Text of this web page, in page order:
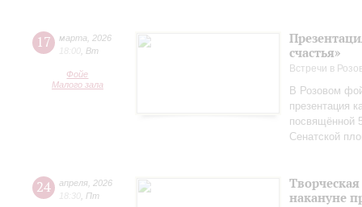
17 марта
2026
18:00 Вт
Фойе
Малого зала
счастья»
Встречи в
В Розовом
презентация
посвящённой
Сенатской
24 апреля 2026
18:30 Пт
накануне